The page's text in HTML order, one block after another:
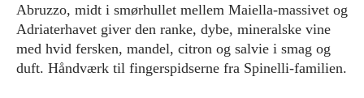
Abruzzo, midt i smørhullet mellem Maiella-massivet og
Adriaterhavet giver den ranke, dybe, mineralske vine
med hvid fersken, mandel, citron og salvie i smag og
duft. Håndværk til fingerspidserne fra Spinelli-familien.